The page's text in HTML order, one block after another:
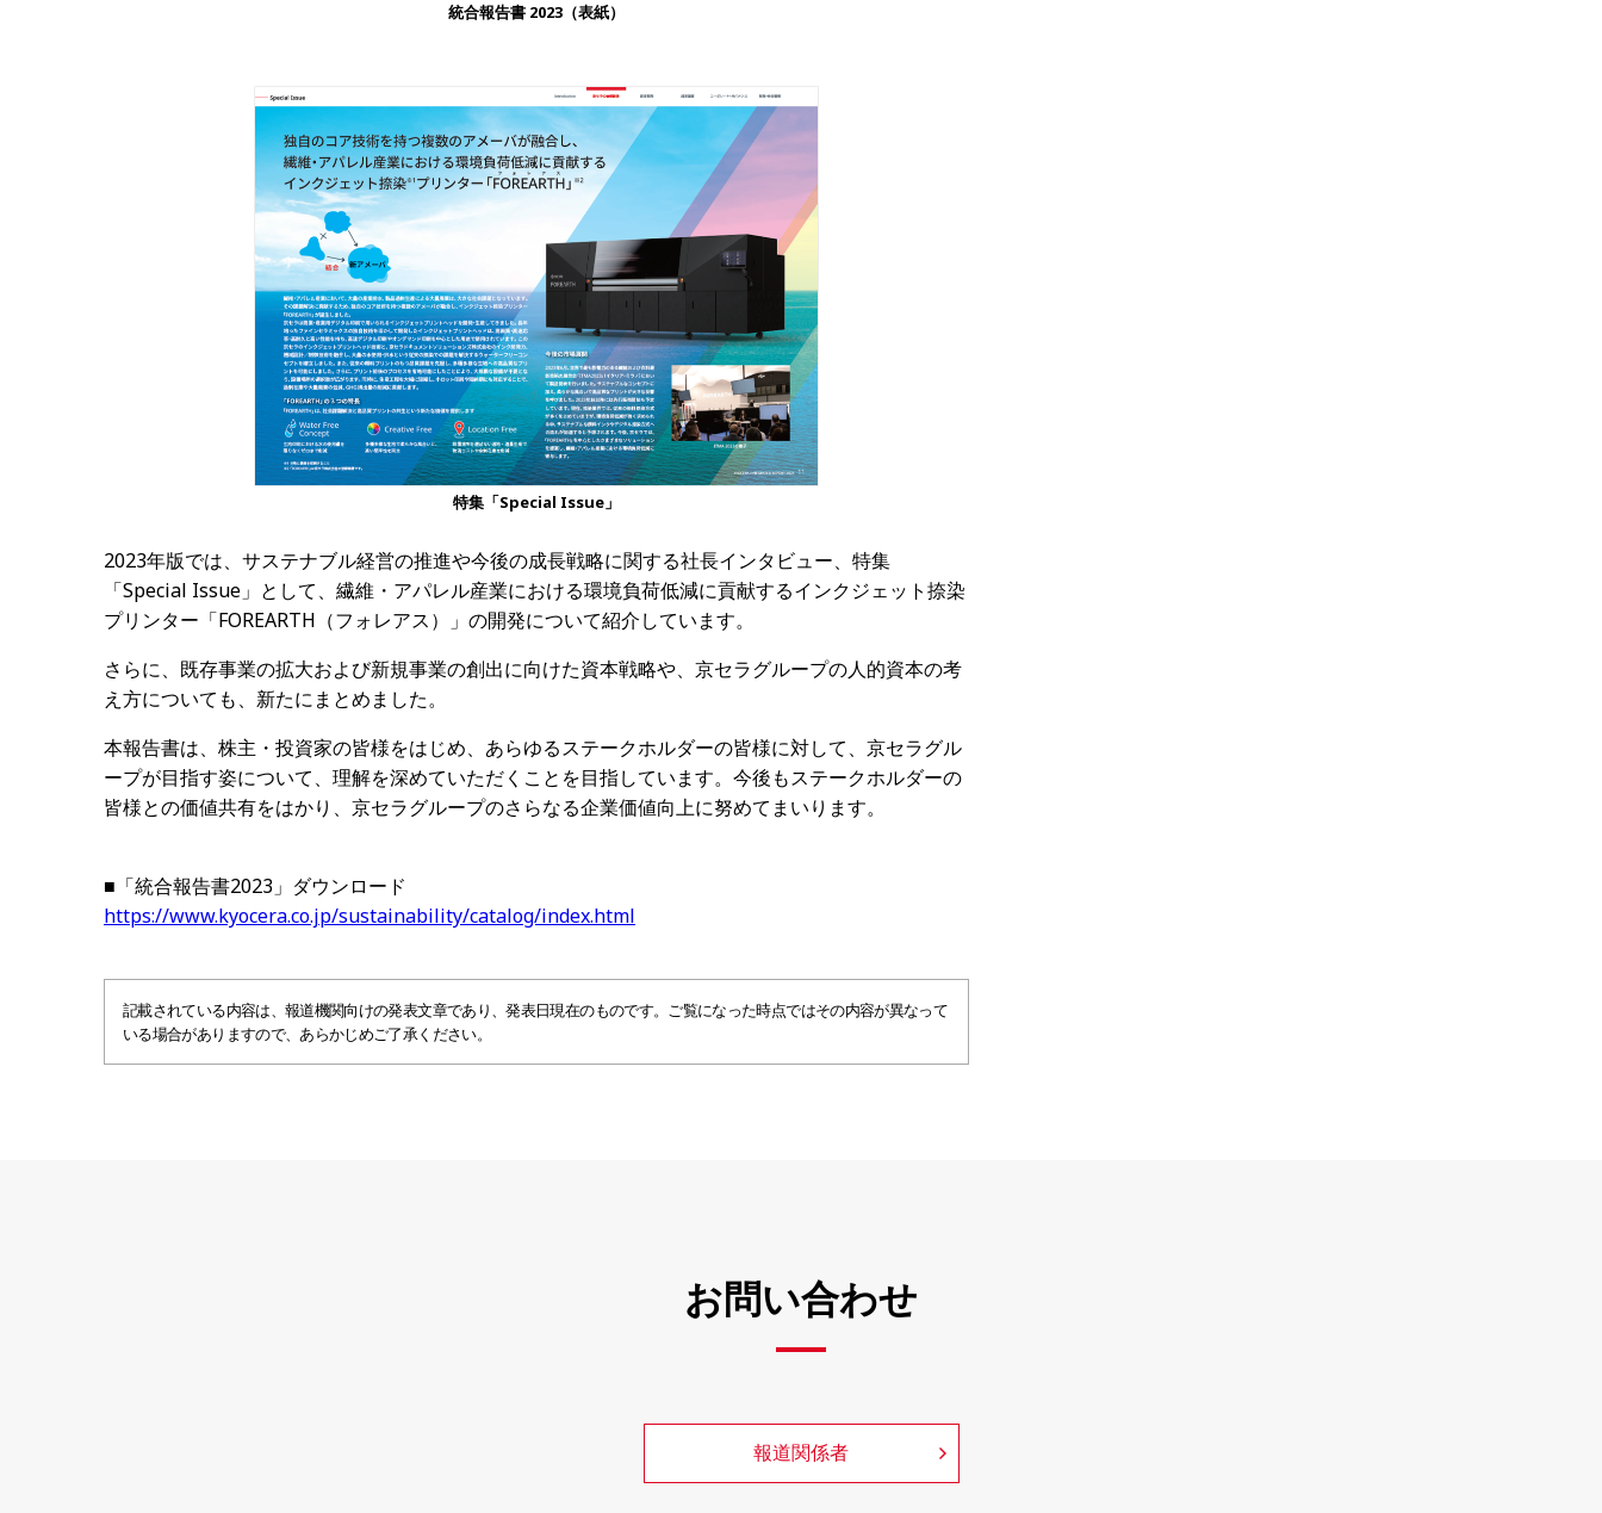
統合報告書 2023（表紙）
特集「Special Issue」
2023年版では、サステナブル経営の推進や今後の成長戦略に関する社長インタビュー、特集
「Special Issue」として、繊維・アパレル産業における環境負荷低減に貢献するインクジェット捺染
プリンター「FOREARTH（フォレアス）」の開発について紹介しています。
さらに、既存事業の拡大および新規事業の創出に向けた資本戦略や、京セラグループの人的資本の考
え方についても、新たにまとめました。
本報告書は、株主・投資家の皆様をはじめ、あらゆるステークホルダーの皆様に対して、京セラグル
ープが目指す姿について、理解を深めていただくことを目指しています。今後もステークホルダーの
皆様との価値共有をはかり、京セラグループのさらなる企業価値向上に努めてまいります。
■「統合報告書2023」ダウンロード
https://www.kyocera.co.jp/sustainability/catalog/index.html
記載されている内容は、報道機関向けの発表文章であり、発表日現在のものです。ご覧になった時点ではその内容が異なって
いる場合がありますので、あらかじめご了承ください。
お問い合わせ
報道関係者